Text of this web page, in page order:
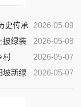
2026-05-09
史传承
2026-05-08
披绿装
2026-05-07
村
2026-05-07
坡新绿